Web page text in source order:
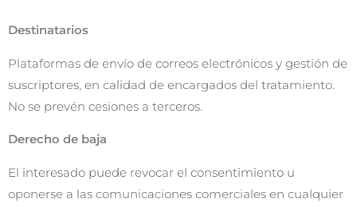
Destinatarios
Plataformas de envío de correos electrónicos y gestión de
suscriptores, en calidad de encargados del tratamiento.
No se prevén cesiones a terceros.
Derecho de baja
El interesado puede revocar el consentimiento u
oponerse a las comunicaciones comerciales en cualquier